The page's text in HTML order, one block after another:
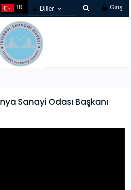
Giriş
Diller
French
Russian
Korean
TR
Sanayi Odası Başkanı